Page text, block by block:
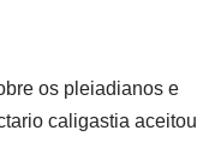
os pleiadianos e
caligastia aceitou